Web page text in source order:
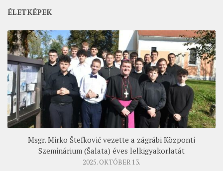
ÉLETKÉPEK
Msgr. Mirko Štefković vezette a zágrábi Központi
Szeminárium (Šalata) éves lelkigyakorlatát
2025. OKTÓBER 13.